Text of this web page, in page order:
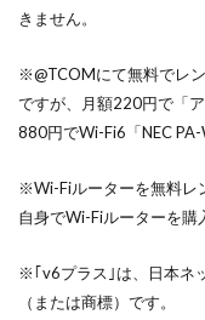
きません。
※@TCOMにて無料でレ
ですが、月額220円で「
880円でWi-Fi6「NEC
※Wi-Fiルーターを無料レ
自身でWi-Fiルーターを購
※｢v6プラス｣は、日本ネ
（または商標）です。